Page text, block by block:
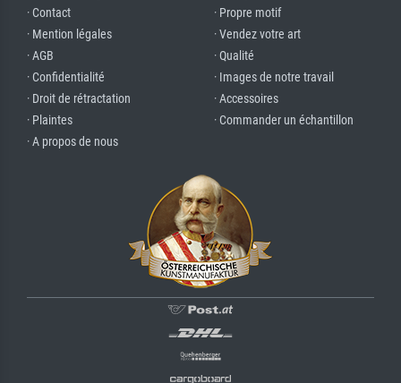
· Contact
· Mention légales
· AGB
· Confidentialité
· Droit de rétractation
· Plaintes
· A propos de nous
· Propre motif
· Vendez votre art
· Qualité
· Images de notre travail
· Accessoires
· Commander un échantillon